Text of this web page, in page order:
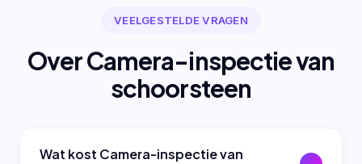
VEELGESTELDE VRAGEN
Over Camera-inspectie van
schoorsteen
Wat kost Camera-inspectie van